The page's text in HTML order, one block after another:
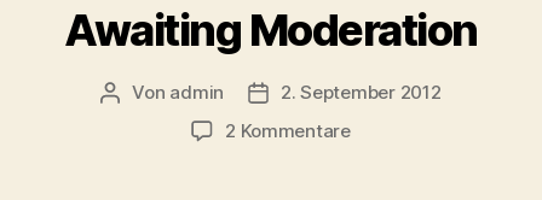
Awaiting Moderation
Beitragsautor
Von admin Veröffentlichungsdatum
2. September 2012
2 Kommentarezu